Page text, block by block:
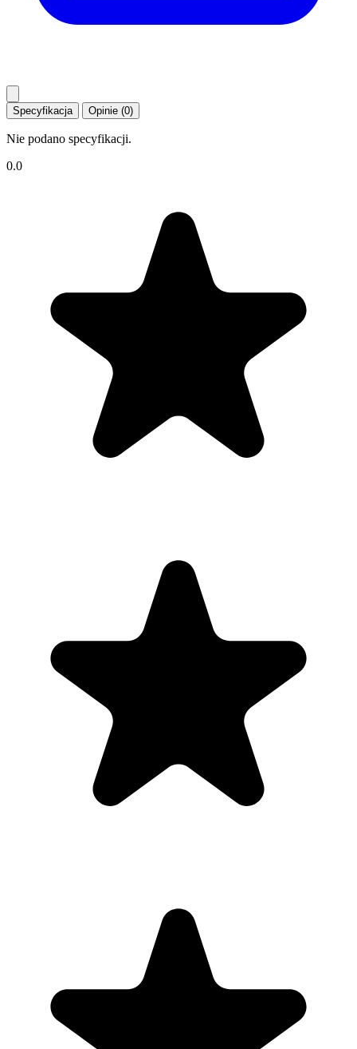
Specyfikacja Opinie (0)
Nie podano specyfikacji.
0.0